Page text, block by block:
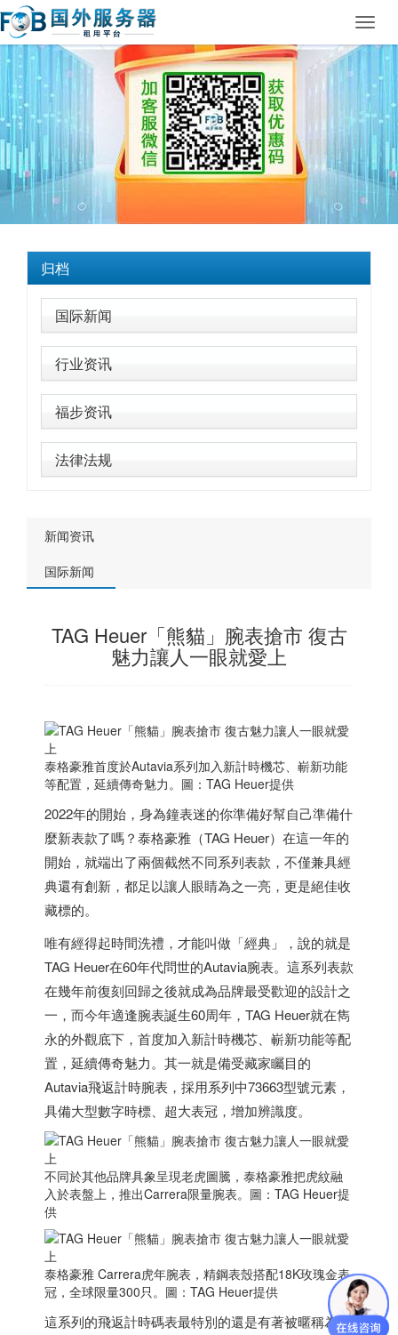
归档
国际新闻
行业资讯
福步资讯
法律法规
新闻资讯
国际新闻
TAG Heuer「熊貓」腕表搶市 復古
魅力讓人一眼就愛上
泰格豪雅首度於Autavia系列加入新計時機芯、嶄新功能
等配置，延續傳奇魅力。圖：TAG Heuer提供
2022年的開始，身為鐘表迷的你準備好幫自己準備什
麼新表款了嗎？泰格豪雅（TAG Heuer）在這一年的
開始，就端出了兩個截然不同系列表款，不僅兼具經
典還有創新，都足以讓人眼睛為之一亮，更是絕佳收
藏標的。
唯有經得起時間洗禮，才能叫做「經典」，說的就是
TAG Heuer在60年代問世的Autavia腕表。這系列表款
在幾年前復刻回歸之後就成為品牌最受歡迎的設計之
一，而今年適逢腕表誕生60周年，TAG Heuer就在雋
永的外觀底下，首度加入新計時機芯、嶄新功能等配
置，延續傳奇魅力。其一就是備受藏家矚目的
Autavia飛返計時腕表，採用系列中73663型號元素，
具備大型數字時標、超大表冠，增加辨識度。
不同於其他品牌具象呈現老虎圖騰，泰格豪雅把虎紋融
入於表盤上，推出Carrera限量腕表。圖：TAG Heuer提
供
泰格豪雅 Carrera虎年腕表，精鋼表殼搭配18K玫瑰金表
冠，全球限量300只。圖：TAG Heuer提供
這系列的飛返計時碼表最特別的還是有著被暱稱為